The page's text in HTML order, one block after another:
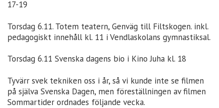
17-19
Torsdag 6.11. Totem teatern, Genväg till Filtskogen. inkl.
pedagogiskt innehåll kl. 11 i Vendlaskolans gymnastiksal.
Torsdag 6.11 Svenska dagens bio i Kino Juha kl. 18
Tyvärr svek tekniken oss i år, så vi kunde inte se filmen
på själva Svenska Dagen, men föreställningen av filmen
Sommartider ordnades följande vecka.